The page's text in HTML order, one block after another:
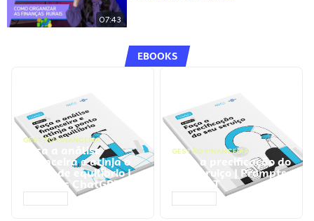
07:43
EBOOKS
GESTÃO FINANCEIRA
Faça a análise
financeira e atinja o
ponto de equilíbrio |
Prompts ChatGPT
GESTÃO FINANCEIRA
Faça a precificação do
seu serviço | Prompts
ChatGPT